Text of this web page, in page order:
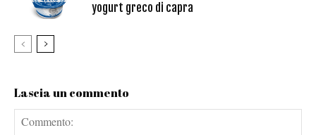
yogurt greco di capra
Lascia un commento